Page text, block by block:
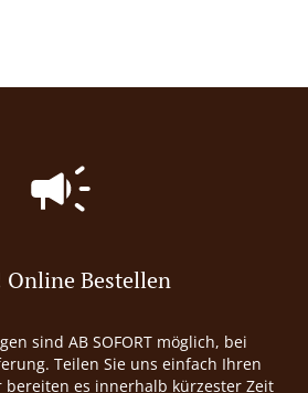
Online Bestellen
sind AB SOFORT möglich, bei
Teilen Sie uns einfach Ihren
es innerhalb kürzester Zeit